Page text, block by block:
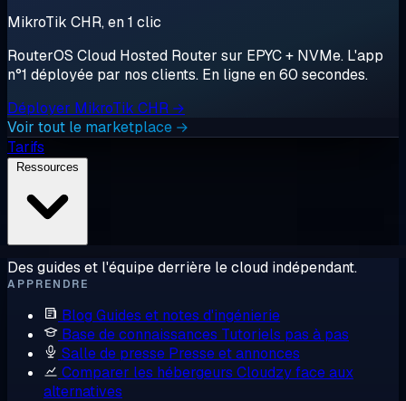
MikroTik CHR, en 1 clic
RouterOS Cloud Hosted Router sur EPYC + NVMe. L'app
n°1 déployée par nos clients. En ligne en 60 secondes.
Déployer MikroTik CHR →
Voir tout le marketplace →
Tarifs
Des guides et l'équipe derrière le cloud indépendant.
APPRENDRE
Blog Guides et notes d'ingénierie
Base de connaissances Tutoriels pas à pas
Salle de presse Presse et annonces
Comparer les hébergeurs Cloudzy face aux
alternatives